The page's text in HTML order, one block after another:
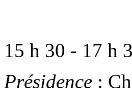
15 h 30 - 17 h
Présidence :